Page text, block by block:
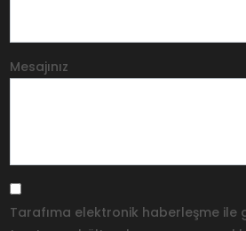
Mesajınız
Tarafıma elektronik haberleşme ile